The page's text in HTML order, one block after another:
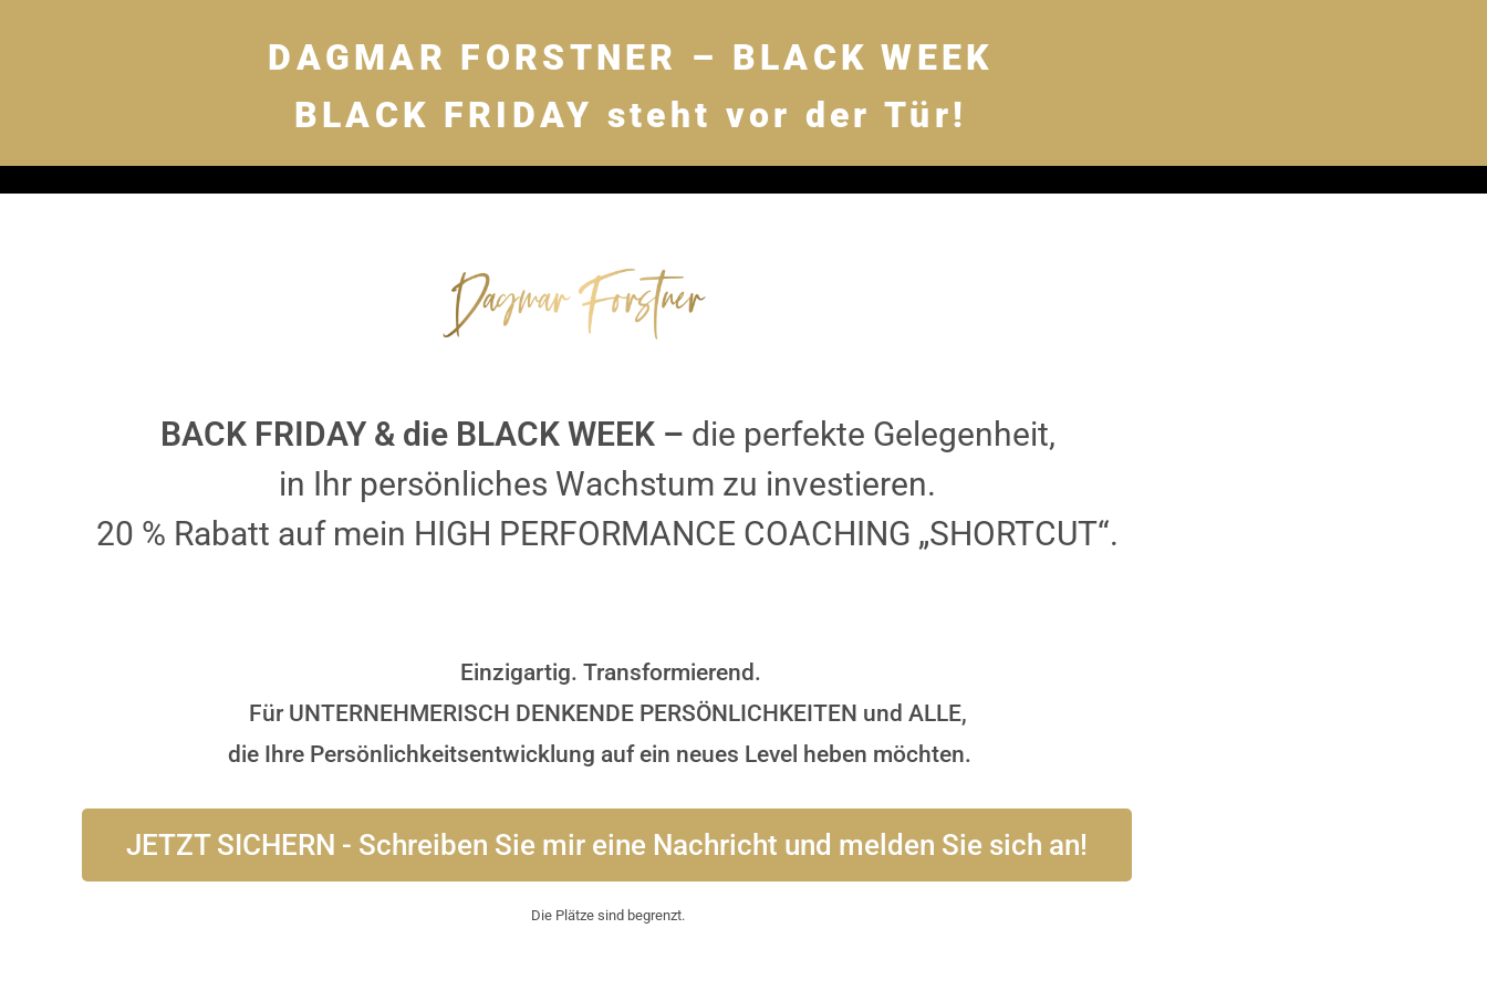
DAGMAR FORSTNER – BLACK WEEK
BLACK FRIDAY steht vor der Tür!
BACK FRIDAY & die BLACK WEEK – die perfekte Gelegenheit,
in Ihr persönliches Wachstum zu investieren.
20 % Rabatt auf mein HIGH PERFORMANCE COACHING „SHORTCUT“.
Einzigartig. Transformierend.
Für UNTERNEHMERISCH DENKENDE PERSÖNLICHKEITEN und ALLE,
die Ihre Persönlichkeitsentwicklung auf ein neues Level heben möchten.
JETZT SICHERN - Schreiben Sie mir eine Nachricht und melden Sie sich an!
Die Plätze sind begrenzt.